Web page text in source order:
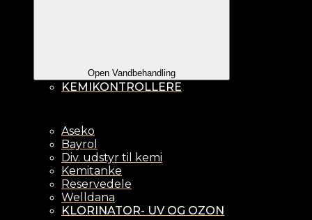
Open Vandbehandling
KEMIKONTROLLERE
Aseko
Bayrol
Div. udstyr til kemi
Kemitanke
Reservedele
Welldana
KLORINATOR- UV OG OZON